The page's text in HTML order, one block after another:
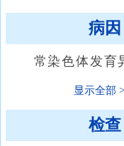
病因
常染色体发育
显示全部
检查